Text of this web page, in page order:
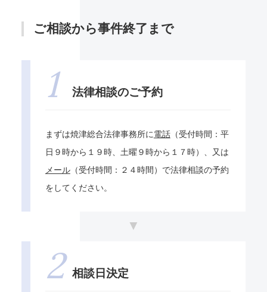
ご相談から事件終了まで
法律相談のご予約
まずは焼津総合法律事務所に電話（受付時間：平
日９時から１９時、土曜９時から１７時）、又は
メール（受付時間：２４時間）で法律相談の予約
をしてください。
相談日決定